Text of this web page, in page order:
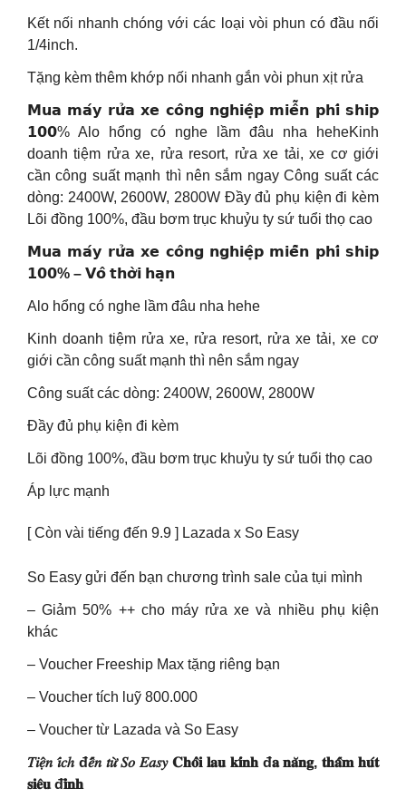
Kết nối nhanh chóng với các loại vòi phun có đầu nối
1/4inch.
Tặng kèm thêm khớp nối nhanh gắn vòi phun xịt rửa
𝗠𝘂𝗮 𝗺𝗮́𝘆 𝗿𝘂̛̉𝗮 𝘅𝗲 𝗰𝗼̂𝗻𝗴 𝗻𝗴𝗵𝗶𝗲̣̂𝗽 𝗺𝗶𝗲̂̃𝗻 𝗽𝗵𝗶́ 𝘀𝗵𝗶𝗽
𝟭𝟬𝟬% Alo hổng có nghe lầm đâu nha heheKinh
doanh tiệm rửa xe, rửa resort, rửa xe tải, xe cơ giới
cần công suất mạnh thì nên sắm ngay Công suất các
dòng: 2400W, 2600W, 2800W Đầy đủ phụ kiện đi kèm
Lõi đồng 100%, đầu bơm trục khuỷu ty sứ tuổi thọ cao
𝗠𝘂𝗮 𝗺𝗮́𝘆 𝗿𝘂̛̉𝗮 𝘅𝗲 𝗰𝗼̂𝗻𝗴 𝗻𝗴𝗵𝗶𝗲̣̂𝗽 𝗺𝗶𝗲̂̃𝗻 𝗽𝗵𝗶́ 𝘀𝗵𝗶𝗽
𝟭𝟬𝟬% – 𝗩𝗼̂ 𝘁𝗵𝗼̛̀𝗶 𝗵𝗮̣𝗻
Alo hổng có nghe lầm đâu nha hehe
Kinh doanh tiệm rửa xe, rửa resort, rửa xe tải, xe cơ
giới cần công suất mạnh thì nên sắm ngay
Công suất các dòng: 2400W, 2600W, 2800W
Đầy đủ phụ kiện đi kèm
Lõi đồng 100%, đầu bơm trục khuỷu ty sứ tuổi thọ cao
Áp lực mạnh
[ Còn vài tiếng đến 9.9 ] Lazada x So Easy
So Easy gửi đến bạn chương trình sale của tụi mình
– Giảm 50% ++ cho máy rửa xe và nhiều phụ kiện
khác
– Voucher Freeship Max tặng riêng bạn
– Voucher tích luỹ 800.000
– Voucher từ Lazada và So Easy
𝑇𝑖𝑒̣̂𝑛 𝑖́𝑐ℎ đ𝑒̂́𝑛 𝑡𝑢̛̀ 𝑆𝑜 𝐸𝑎𝑠𝑦 𝐂𝐡𝐨̂̉𝐢 𝐥𝐚𝐮 𝐤𝐢́𝐧𝐡 đ𝐚 𝐧𝐚̆𝐧𝐠, 𝐭𝐡𝐚̂́𝐦 𝐡𝐮́𝐭
𝐬𝐢𝐞̂𝐮 đ𝐢̉𝐧𝐡